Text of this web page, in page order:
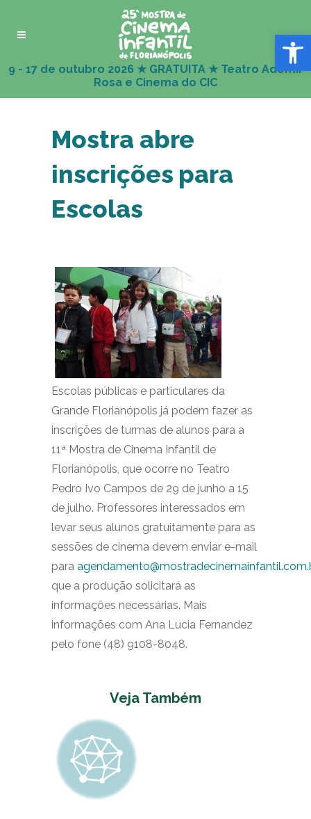
Abrir
Mostra abre
inscrições para
Escolas
Escolas públicas e particulares da
Grande Florianópolis já podem fazer as
inscrições de turmas de alunos para a
11ª Mostra de Cinema Infantil de
Florianópolis, que ocorre no Teatro
Pedro Ivo Campos de 29 de junho a 15
de julho. Professores interessados em
levar seus alunos gratuitamente para as
sessões de cinema devem enviar e-mail
para
que a produção solicitará as
informações necessárias. Mais
informações com Ana Lucia Fernandez
pelo fone (48) 9108-8048.
Veja Também